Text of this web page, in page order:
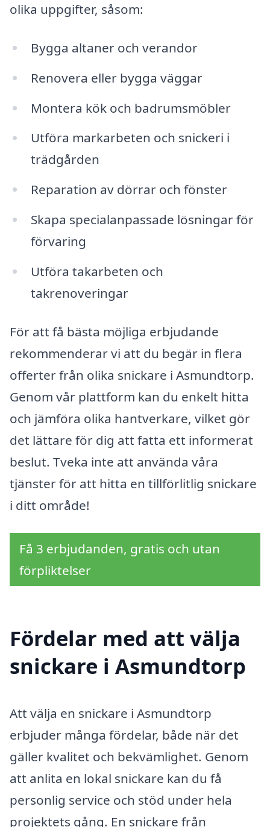
olika uppgifter, såsom:
Bygga altaner och verandor
Renovera eller bygga väggar
Montera kök och badrumsmöbler
Utföra markarbeten och snickeri i
trädgården
Reparation av dörrar och fönster
Skapa specialanpassade lösningar för
förvaring
Utföra takarbeten och
takrenoveringar
För att få bästa möjliga erbjudande
rekommenderar vi att du begär in flera
offerter från olika snickare i Asmundtorp.
Genom vår plattform kan du enkelt hitta
och jämföra olika hantverkare, vilket gör
det lättare för dig att fatta ett informerat
beslut. Tveka inte att använda våra
tjänster för att hitta en tillförlitlig snickare
i ditt område!
Få 3 erbjudanden, gratis och utan
förpliktelser
Fördelar med att välja
snickare i Asmundtorp
Att välja en snickare i Asmundtorp
erbjuder många fördelar, både när det
gäller kvalitet och bekvämlighet. Genom
att anlita en lokal snickare kan du få
personlig service och stöd under hela
projektets gång. En snickare från